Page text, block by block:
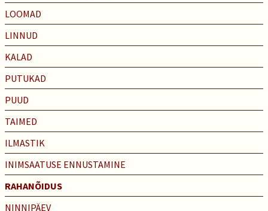
LOOMAD
LINNUD
KALAD
PUTUKAD
PUUD
TAIMED
ILMASTIK
INIMSAATUSE ENNUSTAMINE
RAHANÕIDUS
NINNIPÄEV